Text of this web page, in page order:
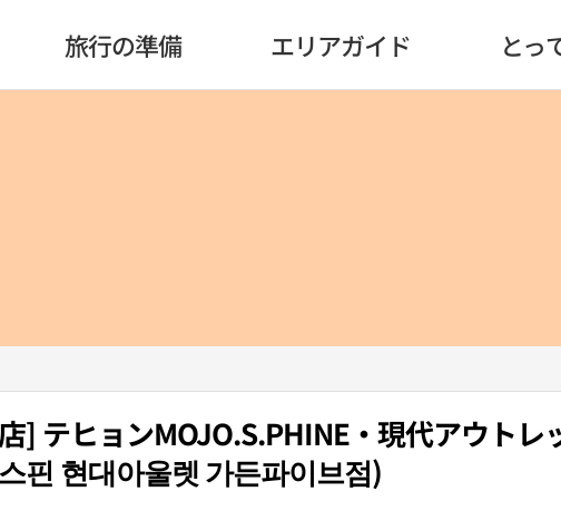
旅行の準備 エリアガイド とっ
] テヒョンMOJO.S.PHINE・現代アウトレ
핀 현대아울렛 가든파이브점)